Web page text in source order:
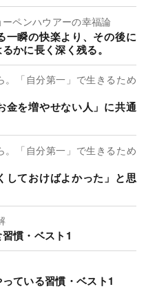
ペンハウアーの幸福論
一瞬の快楽より、その後に
かに長く深く残る。
。「自分第一」で生きるため
金を増やせない人」に共通
。「自分第一」で生きるため
しておけばよかった」と思
慣・ベスト1
ている習慣・ベスト1